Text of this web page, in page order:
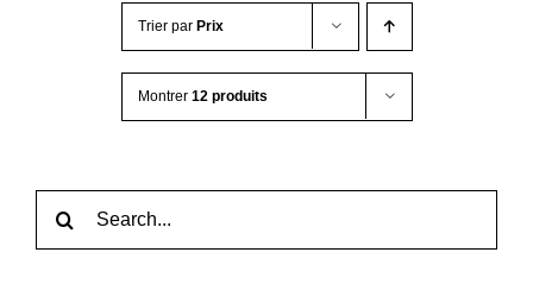
Trier par Prix
Montrer 12 produits